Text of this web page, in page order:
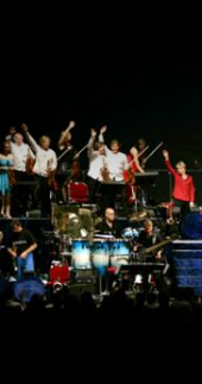
James Last
Home News
James Last Live